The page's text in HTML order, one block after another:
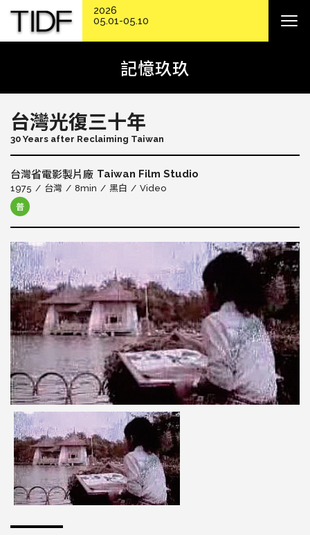
記憶玖玖
台灣光復三十年
30 Years after Reclaiming Taiwan
台灣省電影製片廠 Taiwan Film Studio
1975 台灣 8min 黑白 Video
普
2026
05.01-05.10